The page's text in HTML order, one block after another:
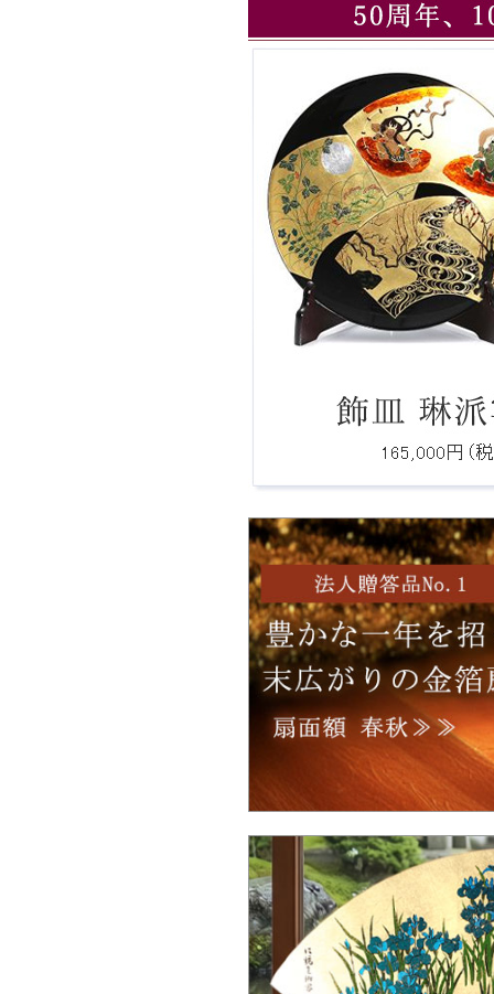
Ｑ：必要なロゴデータの形式を教えてく
さい。
Ｑ：費用、期間はどれぐらいですか？
Ｑ：ロゴをもとにしたオリジナルデザイ
は製作可能ですか？
Ｑ：品切れの商品は、いつ頃入荷予定で
か。
Ｑ：100個以上の大量注文は可能ですか
Ｑ：ロゴをもとにしたオリジナルデザイ
は製作可能ですか？